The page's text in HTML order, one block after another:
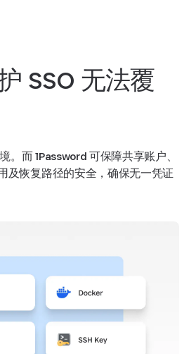
SSO 无法覆
。而 1Password 可保障共享账户、
及恢复路径的安全，确保无一凭证